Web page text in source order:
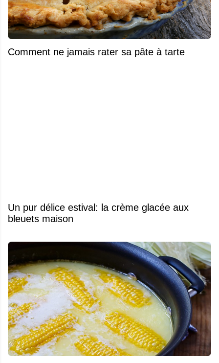
Comment ne jamais rater sa pâte à tarte
Un pur délice estival: la crème glacée aux
bleuets maison